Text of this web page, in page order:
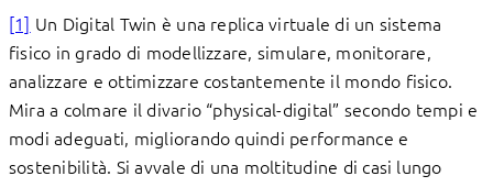
[1] Un Digital Twin è una replica virtuale di un sistema
fisico in grado di modellizzare, simulare, monitorare,
analizzare e ottimizzare costantemente il mondo fisico.
Mira a colmare il divario “physical-digital” secondo tempi e
modi adeguati, migliorando quindi performance e
sostenibilità. Si avvale di una moltitudine di casi lungo